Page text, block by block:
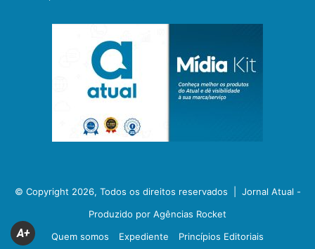
© Copyright 2026, Todos os direitos reservados | Jornal Atual -
Produzido por Agências Rocket
Quem somos
Expediente Princípios Editoriais
A+